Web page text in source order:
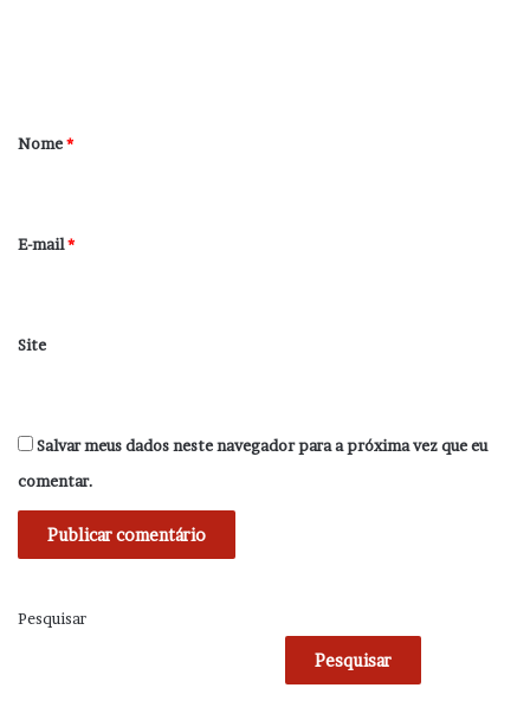
r
*
Nome*
E-mail*
Site
Salvar meus dados neste navegador para a próxima vez que eu
comentar.
Pesquisar
Pesquisar